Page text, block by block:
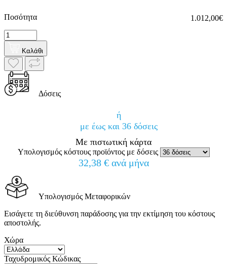
1.012,00€
Ποσότητα
Καλάθι
Δόσεις
ή
με έως και 36 δόσεις
Με πιστωτική κάρτα
Υπολογισμός κόστους προϊόντος με δόσεις
32,38 € ανά μήνα
Υπολογισμός Μεταφορικών
Εισάγετε τη διεύθυνση παράδοσης για την εκτίμηση του κόστους
αποστολής.
Χώρα
Ταχυδρομικός Κώδικας